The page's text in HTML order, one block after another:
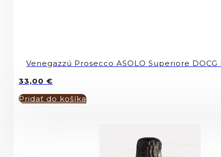
Venegazzú Prosecco ASOLO Superiore DOCG
33,00 €
Pridať do košíka